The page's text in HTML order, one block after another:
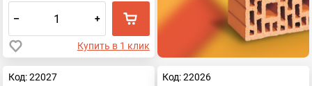
– +
Купить в 1 клик
Код: 22027 Код: 22026